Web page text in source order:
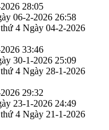
28:05
06-2-2026 26:58
4 Ngày 04-2-2026
33:46
30-1-2026 25:09
4 Ngày 28-1-2026
29:32
23-1-2026 24:49
4 Ngày 21-1-2026